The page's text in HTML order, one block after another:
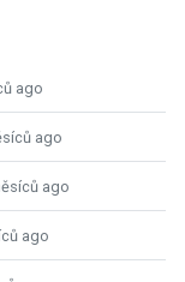
ago
ago
ago
ago